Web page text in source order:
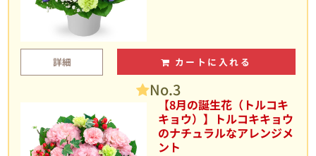
詳細 カートに入れる
No.3
【8月の誕生花（トルコキ
キョウ）】トルコキキョウ
のナチュラルなアレンジメ
ント